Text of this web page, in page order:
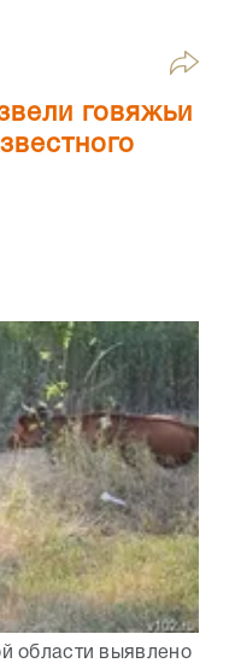
говяжьи
области выявлено